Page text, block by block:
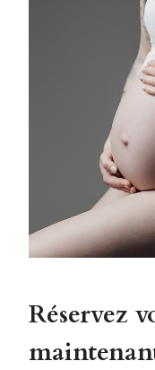
Réservez